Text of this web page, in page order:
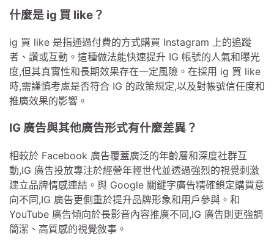
什麼是 ig 買 like？
ig 買 like 是指通過付費的方式購買 Instagram 上的追蹤
者、讚或互動。這種做法能快速提升 IG 帳號的人氣和曝光
度,但其真實性和長期效果存在一定風險。在採用 ig 買 like
時,需謹慎考慮是否符合 IG 的政策規定,以及對帳號信任度和
推廣效果的影響。
IG 廣告與其他廣告形式有什麼差異？
相較於 Facebook 廣告覆蓋廣泛的年齡層和深度社群互
動,IG 廣告投放專注於經營年輕世代並透過強烈的視覺刺激
建立品牌情感連結。與 Google 關鍵字廣告精確鎖定購買意
向不同,IG 廣告更側重於提升品牌形象和用戶參與。和
YouTube 廣告傾向於長影音內容推廣不同,IG 廣告則更強調
簡潔、高質感的視覺敘事。